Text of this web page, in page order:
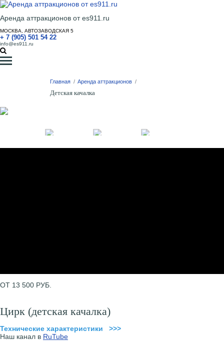
Аренда аттракционов от es911.ru
МОСКВА, АВТОЗАВОДСКАЯ 5
+ 7 (905) 501 54 22
info@es911.ru
Главная / Аренда аттракционов /
Детская качалка
ОТ 13 500 РУБ.
Цирк (детская качалка)
Технические характеристики >>>
Наш канал в RuTube